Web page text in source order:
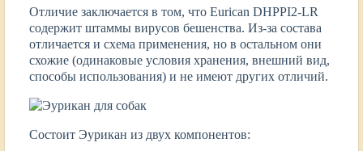
Отличие заключается в том, что Eurican DHPPI2-LR
содержит штаммы вирусов бешенства. Из-за состава
отличается и схема применения, но в остальном они
схожие (одинаковые условия хранения, внешний вид,
способы использования) и не имеют других отличий.
Состоит Эурикан из двух компонентов: